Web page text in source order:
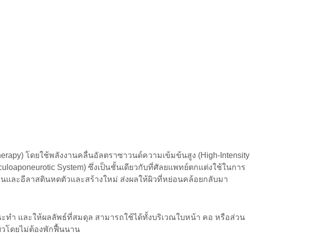
โดยใช้พลังงานคลื่นอัลตราซาวนด์ความเข้มข้นสูง (High-Intensity
System) ซึ่งเป็นชั้นเดียวกับที่ศัลยแพทย์ตกแต่งใช้ในการ
และอีลาสตินหดตัวและสร้างใหม่ ส่งผลให้ผิวที่หย่อนคล้อยกลับมา
ทำ และให้ผลลัพธ์ที่สมดุล สามารถใช้ได้ทั้งบริเวณใบหน้า คอ หรือส่วน
โดยไม่ต้องพักฟื้นนาน